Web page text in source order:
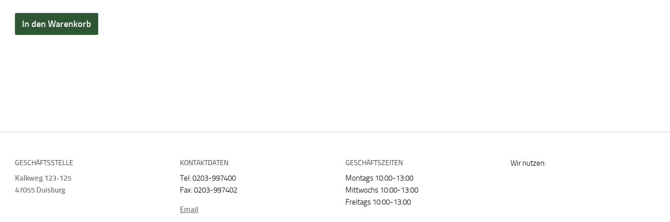
In den Warenkorb
GESCHÄFTSSTELLE
Kalkweg 123-125
47055 Duisburg
KONTAKTDATEN
Tel: 0203-997400
Fax: 0203-997402
Email
GESCHÄFTSZEITEN
Montags 10:00-13:00
Mittwochs 10:00-13:00
Freitags 10:00-13:00
Wir nutzen: